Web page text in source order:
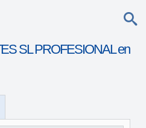
SL PROFESIONAL en